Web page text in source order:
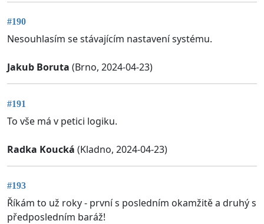
#190
Nesouhlasím se stávajícím nastavení systému.
Jakub Boruta (Brno, 2024-04-23)
#191
To vše má v petici logiku.
Radka Koucká (Kladno, 2024-04-23)
#193
Říkám to už roky - první s posledním okamžitě a druhý s
předposledním baráž!